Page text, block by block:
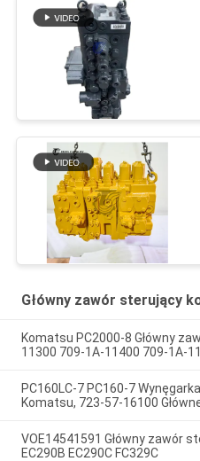
Główny zawór sterujący
Komatsu PC2000-8 Główny
11300 709-1A-11400 709-1A-
PC160LC-7 PC160-7
Komatsu, 723-57-16100
VOE14541591 Główny zawór
EC290B EC290C FC329C